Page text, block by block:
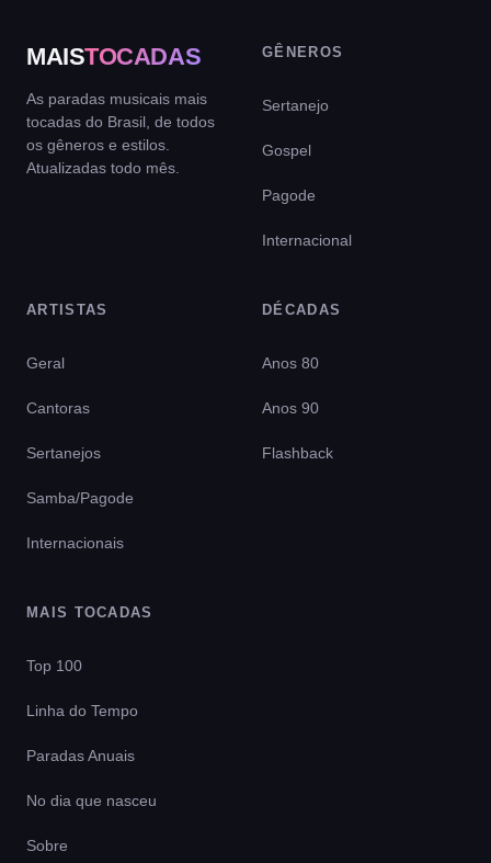
MAISTOCADAS
As paradas musicais mais
tocadas do Brasil, de todos
os gêneros e estilos.
Atualizadas todo mês.
GÊNEROS
Sertanejo
Gospel
Pagode
Internacional
ARTISTAS
Geral
Cantoras
Sertanejos
Samba/Pagode
Internacionais
DÉCADAS
Anos 80
Anos 90
Flashback
MAIS TOCADAS
Top 100
Linha do Tempo
Paradas Anuais
No dia que nasceu
Sobre